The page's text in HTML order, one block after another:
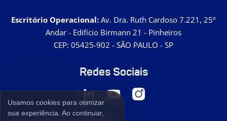
Usamos cookies para otimizar
sua experiência. Ao continuar,
Escritório Operacional: Av. Dra. Ruth Cardoso 7.221, 25º
Andar - Edifício Birmann 21 - Pinheiros
CEP: 05425-902 - SÃO PAULO - SP
Redes Sociais